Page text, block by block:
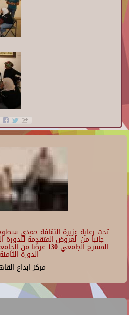
تحت رعاية وزيرة الثقافة حمدي
جانبا من العروض المتقدمة
المسرح الجامعي 130
الدورة الثامنة
مركز ابداع